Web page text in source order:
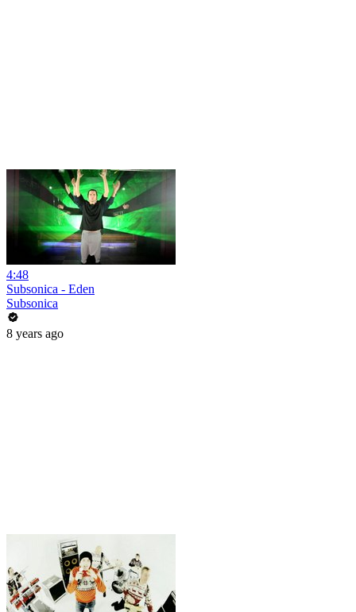
4:48
Subsonica - Eden
Subsonica
8 years ago